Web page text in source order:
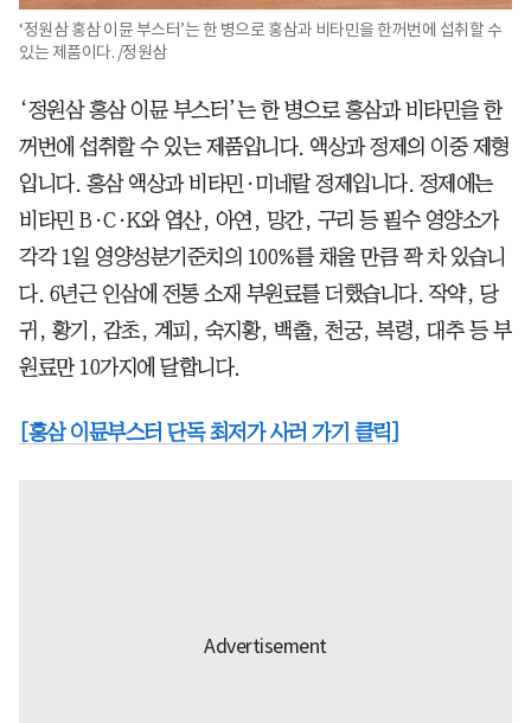
‘정원삼 홍삼 이뮨 부스터’는 한 병으로 홍삼과 비타민을 한꺼번에 섭취할 수
있는 제품이다. /정원삼
‘정원삼 홍삼 이뮨 부스터’는 한 병으로 홍삼과 비타민을 한
꺼번에 섭취할 수 있는 제품입니다. 액상과 정제의 이중 제형
입니다. 홍삼 액상과 비타민·미네랄 정제입니다. 정제에는
비타민 B·C·K와 엽산, 아연, 망간, 구리 등 필수 영양소가
각각 1일 영양성분기준치의 100%를 채울 만큼 꽉 차 있습니
다. 6년근 인삼에 전통 소재 부원료를 더했습니다. 작약, 당
귀, 황기, 감초, 계피, 숙지황, 백출, 천궁, 복령, 대추 등 부
원료만 10가지에 달합니다.
[홍삼 이뮨부스터 단독 최저가 사러 가기 클릭]